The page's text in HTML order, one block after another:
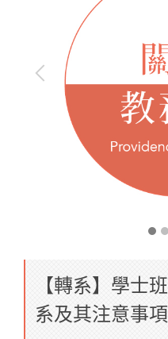
【轉系】學士
系及其注意事項